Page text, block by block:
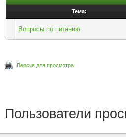
Тема:
Вопросы по питанию
Версия для просмотра
Пользователи